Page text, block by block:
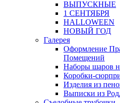
ВЫПУСКНЫЕ
1 СЕНТЯБРЯ
HALLOWEEN
НОВЫЙ ГОД
Галерея
Оформление
Помещений
Наборы шаров
Коробки-
Изделия из
Выписки из